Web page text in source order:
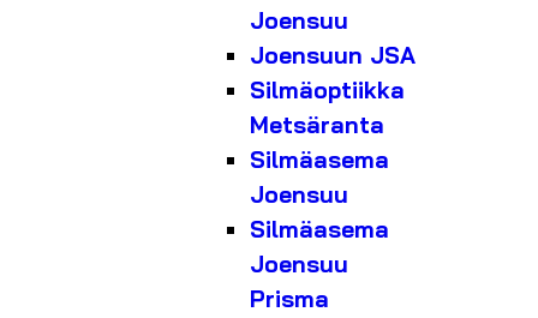
Joensuu
Joensuun JSA
Silmäoptiikka
Metsäranta
Silmäasema
Joensuu
Silmäasema
Joensuu
Prisma